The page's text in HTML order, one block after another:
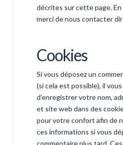
décrites sur cette page. En
merci de nous contacter
Cookies
Si vous déposez un
(si cela est possible), il
d’enregistrer votre nom,
et site web dans des
pour votre confort afin de
ces informations si vous